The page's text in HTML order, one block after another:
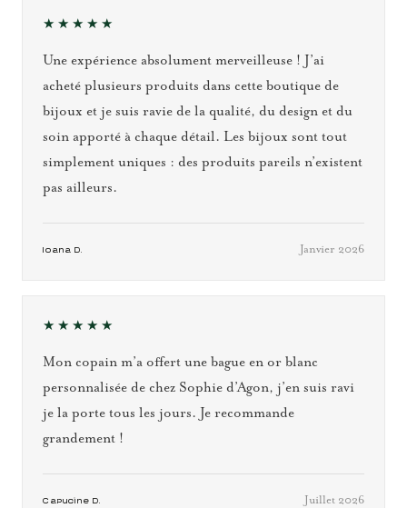
★★★★★
Une expérience absolument merveilleuse ! J’ai
acheté plusieurs produits dans cette boutique de
bijoux et je suis ravie de la qualité, du design et du
soin apporté à chaque détail. Les bijoux sont tout
simplement uniques : des produits pareils n’existent
pas ailleurs.
Ioana D. Janvier 2026
★★★★★
Mon copain m’a offert une bague en or blanc
personnalisée de chez Sophie d’Agon, j’en suis ravi
je la porte tous les jours. Je recommande
grandement !
Capucine D. Juillet 2026